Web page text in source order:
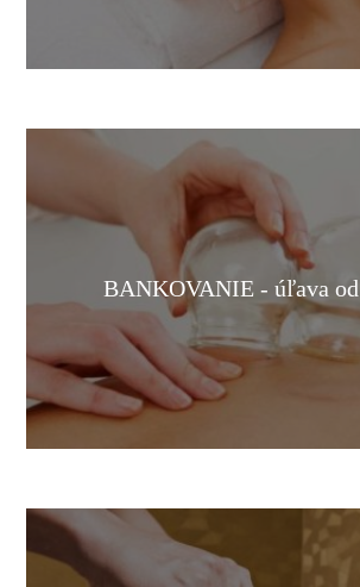
BANKOVANIE - úľava